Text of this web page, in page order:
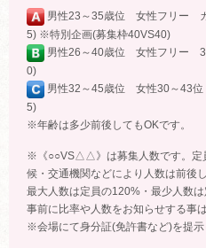
男性23～35歳位 女性フリー
5) ※特別企画(募集枠40VS40)
男性26～40歳位 女性フリー
0)
男性32～45歳位 女性30～43
5)
※年齢は多少前後してもOKです。
※《○○VS△△》は募集人数です。定
候・交通機関などにより人数は前後し
最大人数は定員の120%・最少人数は
事前に比率や人数をお知らせする事
※会場にて身分証(免許書など)を提示